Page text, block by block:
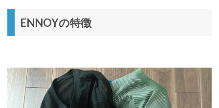
ENNOYの特徴